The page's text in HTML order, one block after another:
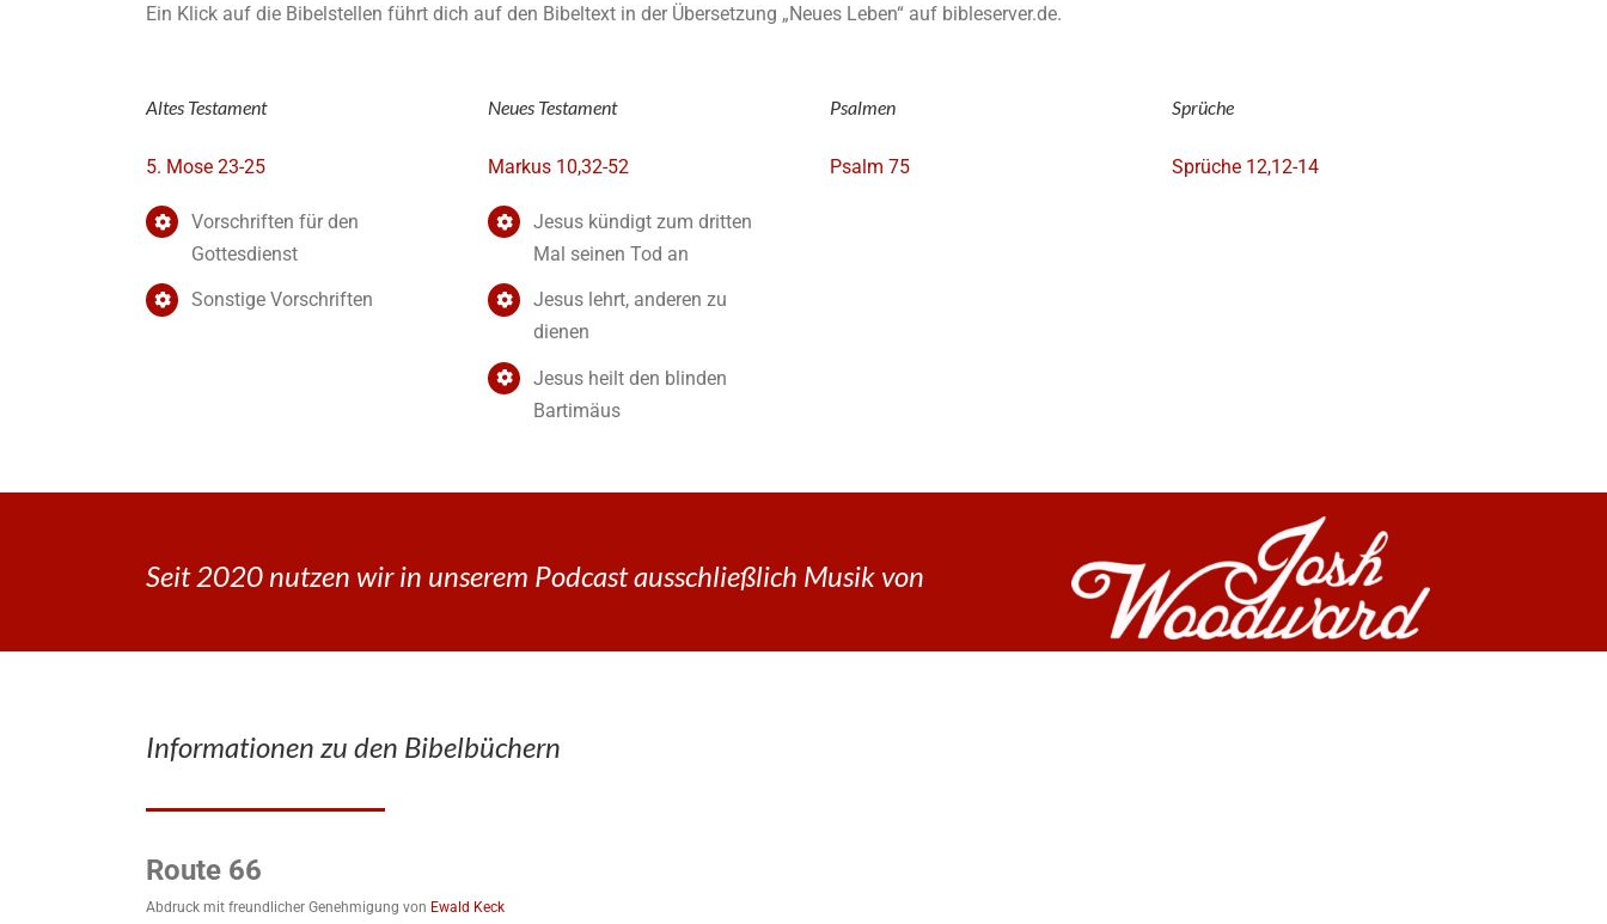
Ein Klick auf die Bibelstellen führt dich auf den Bibeltext in der Übersetzung „Neues Leben“ auf bibleserver.de.
Altes Testament
5. Mose 23-25
Vorschriften für den
Gottesdienst
Sonstige Vorschriften
Neues Testament
Markus 10,32-52
Jesus kündigt zum dritten
Mal seinen Tod an
Jesus lehrt, anderen zu
dienen
Jesus heilt den blinden
Bartimäus
Psalmen
Psalm 75
Sprüche
Sprüche 12,12-14
Seit 2020 nutzen wir in unserem Podcast ausschließlich Musik von
Informationen zu den Bibelbüchern
Route 66
Abdruck mit freundlicher Genehmigung von Ewald Keck